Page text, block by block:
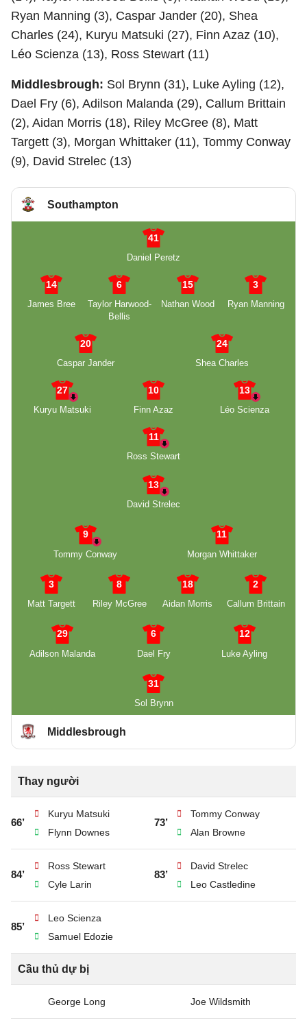
Ryan Manning (3), Caspar Jander (20), Shea
Charles (24), Kuryu Matsuki (27), Finn Azaz (10),
Léo Scienza (13), Ross Stewart (11)
Middlesbrough: Sol Brynn (31), Luke Ayling (12),
Dael Fry (6), Adilson Malanda (29), Callum Brittain
(2), Aidan Morris (18), Riley McGree (8), Matt
Targett (3), Morgan Whittaker (11), Tommy Conway
(9), David Strelec (13)
Southampton
41
Daniel Peretz
14
James Bree
6
Taylor Harwood-
Bellis
15
Nathan Wood
3
Ryan Manning
20
Caspar Jander
24
Shea Charles
27
Kuryu Matsuki
10
Finn Azaz
13
Léo Scienza
11
Ross Stewart
13
David Strelec
9
Tommy Conway
11
Morgan Whittaker
3
Matt Targett
8
Riley McGree
18
Aidan Morris
2
Callum Brittain
29
Adilson Malanda
6
Dael Fry
12
Luke Ayling
31
Sol Brynn
Middlesbrough
Thay người
66’
Kuryu Matsuki
Flynn Downes
73’
Tommy Conway
Alan Browne
84’
Ross Stewart
Cyle Larin
83’
David Strelec
Leo Castledine
85’
Leo Scienza
Samuel Edozie
Cầu thủ dự bị
George Long Joe Wildsmith